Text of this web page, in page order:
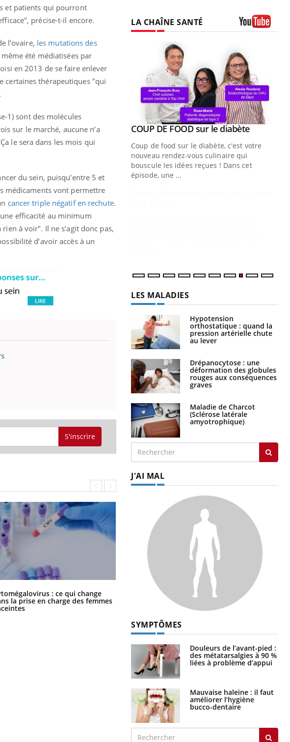
et patients qui pourront
précise-t-il encore.
l’ovaire, les mutations des
été médiatisées par
en 2013 de se faire enlever
certaines thérapeutiques "qui
1) sont des molécules
sur le marché, aucune n’a
le sera dans les mois qui
du sein, puisqu’entre 5 et
médicaments vont permettre
cancer triple négatif en rechute.
efficacité au minimum
à voir". Il ne s’agit donc pas,
d’avoir accès à un
S'inscrire
: ce qui change
la prise en charge des femmes
La sieste empêche-t-elle de dormir
LA CHAÎNE SANTÉ
DE FOOD sur le diabète Youtube
de food sur le diabète, c'est votre
une ...
Youtube
Quand l’entreprise mise sur le bien
"Les rendez-vous de la santé et de la
qualité de vie au travail" de Pourquoi
Docteur reçoivent Régis Blugeon, DRH et
LES MALADIES
Hypotension
orthostatique : quand la
pression artérielle chute
au lever
Drépanocytose : une
déformation des globules
rouges aux conséquences
graves
Maladie de Charcot
(Sclérose latérale
amyotrophique)
J'AI MAL
SYMPTÔMES
Douleurs de l’avant-pied :
des métatarsalgies à 90 %
liées à problème d’appui
Mauvaise haleine : il faut
améliorer l’hygiène
bucco-dentaire